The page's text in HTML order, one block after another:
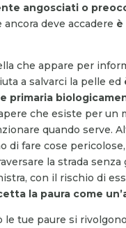
angosciati o
ancora deve accadere è
che appare per
a salvarci la pelle ed
primaria
che esiste per un
quando serve.
di fare cose
la strada senza
con il rischio di
la paura come
le tue paure si